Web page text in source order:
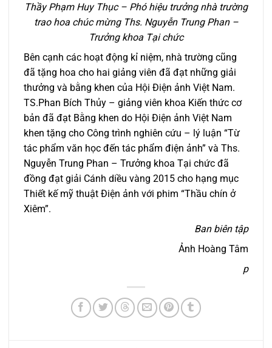
Thầy Phạm Huy Thục – Phó hiệu trưởng nhà trường
trao hoa chúc mừng Ths. Nguyễn Trung Phan –
Trưởng khoa Tại chức
Bên cạnh các hoạt động kỉ niệm, nhà trường cũng
đã tặng hoa cho hai giảng viên đã đạt những giải
thưởng và bằng khen của Hội Điện ảnh Việt Nam.
TS.Phan Bích Thủy – giảng viên khoa Kiến thức cơ
bản đã đạt Bằng khen do Hội Điện ảnh Việt Nam
khen tặng cho Công trình nghiên cứu – lý luận “Từ
tác phẩm văn học đến tác phẩm điện ảnh” và Ths.
Nguyễn Trung Phan – Trưởng khoa Tại chức đã
đồng đạt giải Cánh diều vàng 2015 cho hạng mục
Thiết kế mỹ thuật Điện ảnh với phim “Thầu chín ở
Xiêm”.
Ban biên tập
Ảnh Hoàng Tâm
p